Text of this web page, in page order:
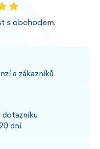
s obchodem.
a zákazníků.
dotazníku
dní.